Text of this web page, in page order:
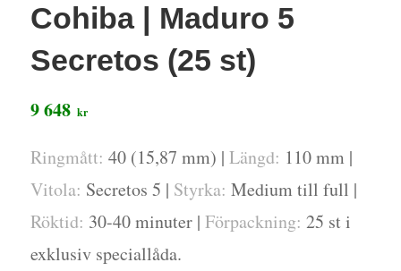
Cohiba | Maduro 5
Secretos (25 st)
9 648 kr
Ringmått: 40 (15,87 mm) | Längd: 110 mm |
Vitola: Secretos 5 | Styrka: Medium till full |
Röktid: 30-40 minuter | Förpackning: 25 st i
exklusiv speciallåda.